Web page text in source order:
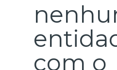
com o